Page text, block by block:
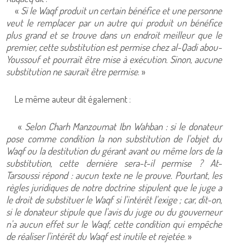
« Si le Waqf produit un certain bénéfice et une personne
veut le remplacer par un autre qui produit un bénéfice
plus grand et se trouve dans un endroit meilleur que le
premier, cette substitution est permise chez al-Qadi abou-
Youssouf et pourrait être mise à exécution. Sinon, aucune
substitution ne saurait être permise. »
Le même auteur dit également :
« Selon Charh Manzoumat Ibn Wahban : si le donateur
pose comme condition la non substitution de l'objet du
Waqf ou la destitution du gérant avant ou même lors de la
substitution, cette dernière sera-t-il permise ? At-
Tarsoussi répond : aucun texte ne le prouve. Pourtant, les
règles juridiques de notre doctrine stipulent que le juge a
le droit de substituer le Waqf si l'intérêt l'exige ; car, dit-on,
si le donateur stipule que l'avis du juge ou du gouverneur
n'a aucun effet sur le Waqf, cette condition qui empêche
de réaliser l'intérêt du Waqf est inutile et rejetée. »